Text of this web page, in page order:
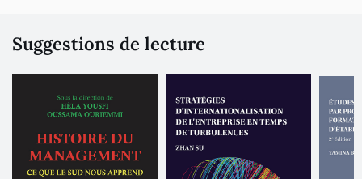
Suggestions de lecture